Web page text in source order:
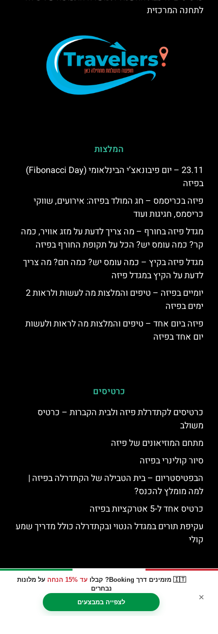
🇮🇹 מזמינים דרך Booking? קבלו עד 15% הנחה
על מלונות
נבחרים
לצפייה במבצעים
×
לתחנה המרכזית
המלצות
23.11 – יום פיבונאצ’י הבינלאומי (Fibonacci Day)
בפיזה
פיזה בכריסמס – חג המולד בפיזה: אירועים, שווקי
כריסמס, חגיגות ועוד
מגדל פיזה בחורף – מה צריך לדעת על מזג אוויר, כמה
קר? כמה עומס יש? הכל על תקופת החורף בפיזה
מגדל פיזה בקיץ – כמה עומס יש? כמה חם? מה צריך
לדעת על הקיץ במגדל פיזה
יומיים בפיזה – טיפים והמלצות מה לעשות ולראות 2
ימים בפיזה
פיזה ביום אחד – טיפים והמלצות מה לראות ולעשות
יום אחד בפיזה
כרטיסים
כרטיסים לקתדרלת פיזה ולבית הקברות – כרטיס
משולב
מתחם המוזיאונים של פיזה
סיור קולינרי בפיזה
הבפטיסטריום – בית הטבילה של הקתדרלה בפיזה |
למה מומלץ להכנס?
כרטיס אחד ל-5 אטרקציות בפיזה
עקיפת תורים במגדל הנטוי ובקתדרלה כולל מדריך שמע
קולי